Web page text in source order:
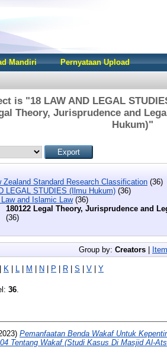
Mandiri Pernyataan Upload
is "18 LAW AND LEGAL
Theory, Jurisprudence and
Hukum)"
Zealand Standard Research Classification (36)
LEGAL STUDIES (Ilmu Hukum) (36)
and Islamic Law(36)
180122 Legal Theory, Jurisprudence and
(36)
Group by: Creators |
K | L | M | N | P | R | S | V | Y
36
Pemanfaatan Benda Wakaf Untuk
Tentang Wakaf (Studi Kasus Di Masjid Al-